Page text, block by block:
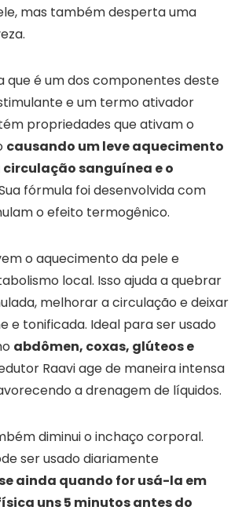
mas também desperta uma
que é um dos componentes deste
e um termo ativador
propriedades que ativam o
causando um leve aquecimento
sanguínea e o
fórmula foi desenvolvida com
o efeito termogênico.
o aquecimento da pele e
local. Isso ajuda a quebrar
melhorar a circulação e deixar
e tonificada. Ideal para ser usado
abdômen, coxas, glúteos e
Raavi age de maneira intensa
a drenagem de líquidos.
diminui o inchaço corporal.
ser usado diariamente
ainda quando for usá-la em
uns 5 minutos antes do